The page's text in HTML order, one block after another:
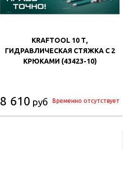
KRAFTOOL 10 Т,
ГИДРАВЛИЧЕСКАЯ СТЯЖКА С 2
КРЮКАМИ (43423-10)
8 610 руб Временно отсутствует